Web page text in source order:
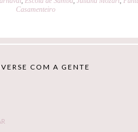
Casamenteiro
COM A GENTE